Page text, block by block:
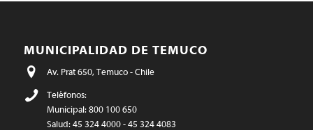
MUNICIPALIDAD DE TEMUCO
Av. Prat 650, Temuco - Chile
Teléfonos:
Municipal: 800 100 650
Salud: 45 324 4000 - 45 324 4083